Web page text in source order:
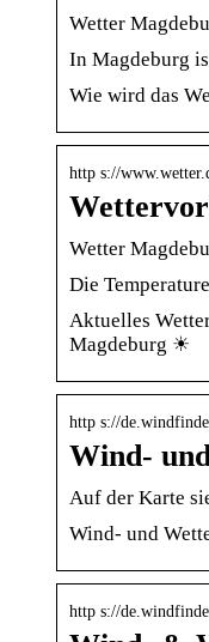
Wetter
In Magdeburg
Wie wird das
http s://
Wetter
Die
Aktuelles
Magdeburg ☀
http s://
Wind-
Auf der Karte
Wind- und
http s://